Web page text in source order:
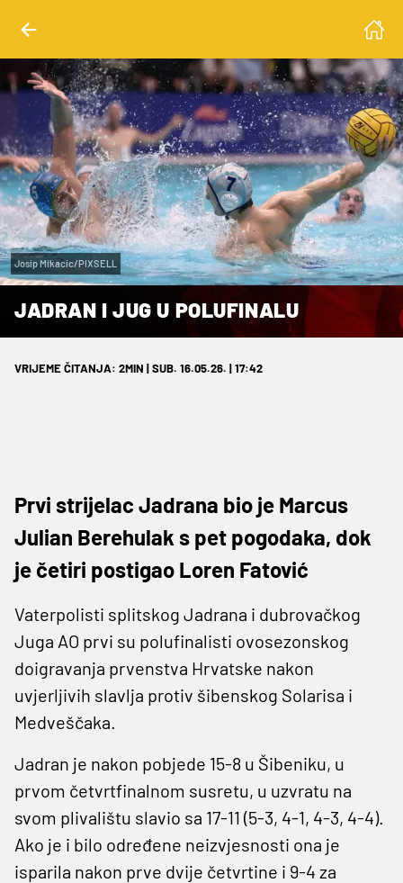
Josip Mikacic/PIXSELL
JADRAN I JUG U POLUFINALU
VRIJEME ČITANJA: 2MIN | SUB. 16.05.26. | 17:42
Prvi strijelac Jadrana bio je Marcus
Julian Berehulak s pet pogodaka, dok
je četiri postigao Loren Fatović
Vaterpolisti splitskog Jadrana i dubrovačkog
Juga AO prvi su polufinalisti ovosezonskog
doigravanja prvenstva Hrvatske nakon
uvjerljivih slavlja protiv šibenskog Solarisa i
Medveščaka.
Jadran je nakon pobjede 15-8 u Šibeniku, u
prvom četvrtfinalnom susretu, u uzvratu na
svom plivalištu slavio sa 17-11 (5-3, 4-1, 4-3, 4-4).
Ako je i bilo određene neizvjesnosti ona je
isparila nakon prve dvije četvrtine i 9-4 za